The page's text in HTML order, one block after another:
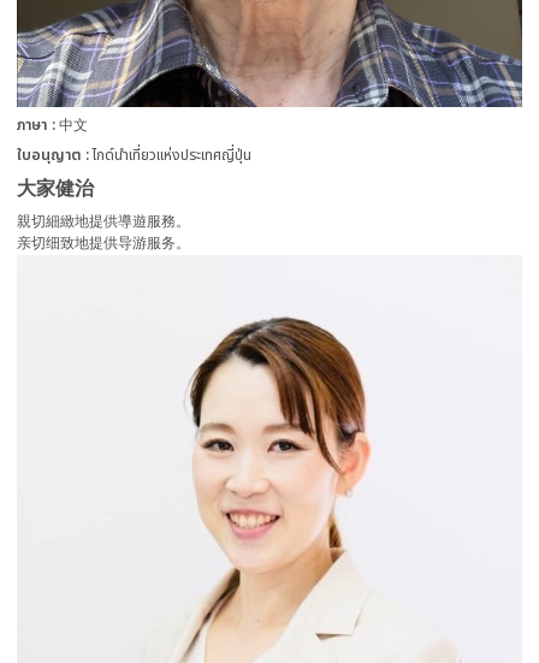
大家健治
ภาษา 中文
ใบอนุญาต ไกด์นำเที่ยวแห่งประเทศญี่ปุ่น
親切細緻地提供導遊服務。
亲切细致地提供导游服务。